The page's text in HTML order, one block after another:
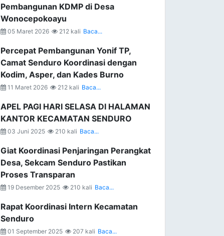
Pembangunan KDMP di Desa
Wonocepokoayu
05 Maret 2026 212 kali Baca...
Percepat Pembangunan Yonif TP,
Camat Senduro Koordinasi dengan
Kodim, Asper, dan Kades Burno
11 Maret 2026 212 kali Baca...
APEL PAGI HARI SELASA DI HALAMAN
KANTOR KECAMATAN SENDURO
03 Juni 2025 210 kali Baca...
Giat Koordinasi Penjaringan Perangkat
Desa, Sekcam Senduro Pastikan
Proses Transparan
19 Desember 2025 210 kali Baca...
Rapat Koordinasi Intern Kecamatan
Senduro
01 September 2025 207 kali Baca...